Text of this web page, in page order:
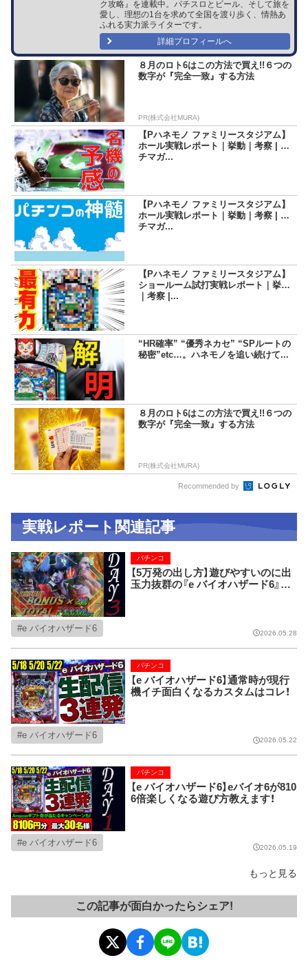
ク攻略』を連載中。パチスロとビール、そして旅を
愛し、理想の1台を求めて全国を渡り歩く、情熱あ
ふれる実力派ライターです。
詳細プロフィールへ
８月のロト6はこの方法で買え!!６つの
数字が『完全一致』する方法
PR(株式会社MURA)
【Pハネモノ ファミリースタジアム】
ホール実戦レポート｜挙動｜考察 | パ
チマガ...
【Pハネモノ ファミリースタジアム】
ホール実戦レポート｜挙動｜考察 | パ
チマガ...
【Pハネモノ ファミリースタジアム】
ショールーム試打実戦レポート｜挙動
｜考察 |...
“HR確率” “優秀ネカセ” “SPルートの
秘密”etc…。ハネモノを追い続けて...
８月のロト6はこの方法で買え!!６つの
数字が『完全一致』する方法
PR(株式会社MURA)
Recommended by
実戦レポート関連記事
【5万発の出し方】遊びやすいのに出
玉力抜群の『e バイオハザード6』で
パチンコ
e バイオハザード6 2026.05.28
【e バイオハザード6】通常時が現行
機イチ面白くなるカスタムはコレ！
パチンコ
e バイオハザード6 2026.05.22
【e バイオハザード6】eバイオ6が810
6倍楽しくなる遊び方教えます！
パチンコ
e バイオハザード6 2026.05.19
もっと見る
この記事が面白かったらシェア!